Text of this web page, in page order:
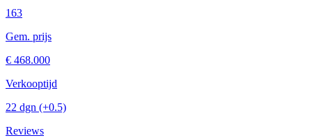
163
Gem. prijs
€ 468.000
Verkooptijd
22 dgn (+0.5)
Reviews